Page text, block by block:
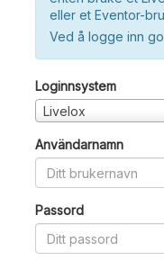
eller et Eventor-
Ved å logge inn
Loginnsystem
Livelox
Användarnamn
Passord